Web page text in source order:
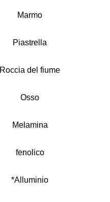
Marmo
Piastrella
Roccia del fiume
Osso
Melamina
fenolico
*Alluminio